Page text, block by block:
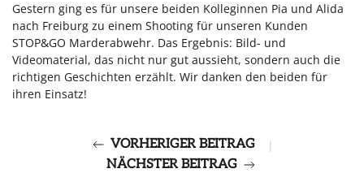
Gestern ging es für unsere beiden Kolleginnen Pia und Alida
nach Freiburg zu einem Shooting für unseren Kunden
STOP&GO Marderabwehr. Das Ergebnis: Bild- und
Videomaterial, das nicht nur gut aussieht, sondern auch die
richtigen Geschichten erzählt. Wir danken den beiden für
ihren Einsatz!
VORHERIGER BEITRAG
|
NÄCHSTER BEITRAG